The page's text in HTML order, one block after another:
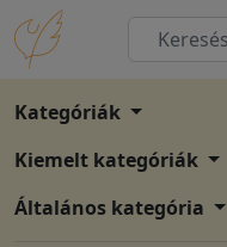
Kategóriák
Kiemelt kategóriák
Általános kategória